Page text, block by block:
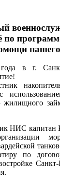
по
в г.
жилищного
НИС капитан
по